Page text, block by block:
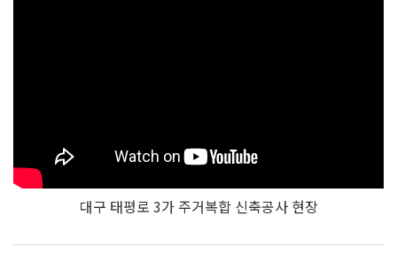
대구 태평로 3가 주거복합 신축공사 현장